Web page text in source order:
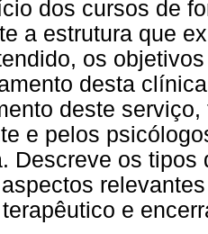
dos cursos de
a estrutura que
os
desta
deste
e pelos
Descreve os
e